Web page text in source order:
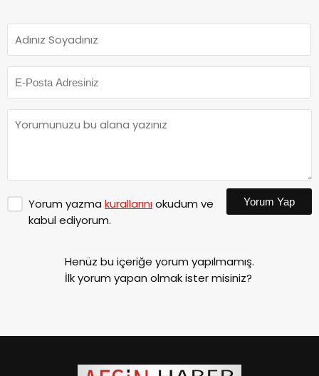
Yorum yazma kurallarınıokudum ve
kabul ediyorum.
Yorum Yap
Henüz bu içeriğe yorum yapılmamış.
İlk yorum yapan olmak ister misiniz?